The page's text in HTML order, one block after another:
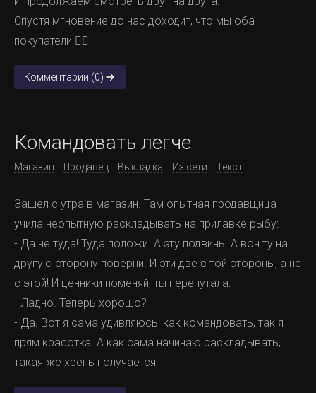
Спустя мгновение до нас доходит, что мы оба
покупатели 🤦‍♀️
Комментарии (0)
Командовать легче
Магазин Продавец Выкладка Из сети Текст
Зашел с утра в магазин. Там опытная продавщица
учила неопытную раскладывать на прилавке рыбу:
- Да не туда! Туда положи. А эту подвинь. А вон ту на
другую сторону поверни. И эти две с той стороны, а не
с этой! И ценники поменяй, ты перепутала.
- Ладно. Теперь хорошо?
- Да. Вот я сама удивляюсь: как командовать, так я
прям красотка. А как сама начинаю раскладывать,
такая же хрень получается.